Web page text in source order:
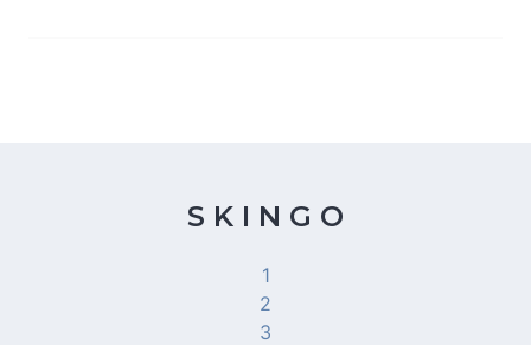
S K I N G O
1
2
3